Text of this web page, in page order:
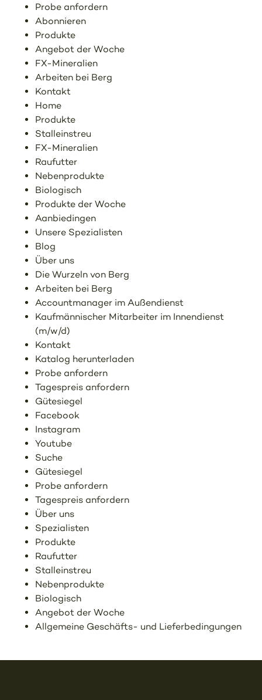
Probe anfordern
Abonnieren
Produkte
Angebot der Woche
FX-Mineralien
Arbeiten bei Berg
Kontakt
Home
Produkte
Stalleinstreu
FX-Mineralien
Raufutter
Nebenprodukte
Biologisch
Produkte der Woche
Aanbiedingen
Unsere Spezialisten
Blog
Über uns
Die Wurzeln von Berg
Arbeiten bei Berg
Accountmanager im Außendienst
Kaufmännischer Mitarbeiter im Innendienst
(m/w/d)
Kontakt
Katalog herunterladen
Probe anfordern
Tagespreis anfordern
Gütesiegel
Facebook
Instagram
Youtube
Suche
Gütesiegel
Probe anfordern
Tagespreis anfordern
Über uns
Spezialisten
Produkte
Raufutter
Stalleinstreu
Nebenprodukte
Biologisch
Angebot der Woche
Allgemeine Geschäfts- und Lieferbedingungen